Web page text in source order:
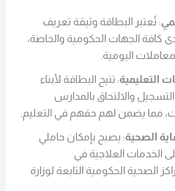
: تُعتبر البطاقة وثيقة تعريف
كافة الجهات الحكومية والخاصة،
اليومية.
التعليمية: تتيح البطاقة لأبناء
والالتحاق بالمدارس
مما يضمن لهم حقهم في التعليم.
الصحية: يصبح بإمكان حاملي
الخدمات العلاجية في
الصحية الحكومية التابعة لوزارة